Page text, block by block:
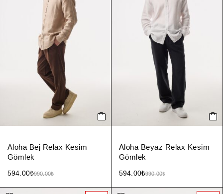
Aloha Bej Relax Kesim
Gömlek
990.00₺
594.00₺
Aloha Beyaz Relax Kesim
Gömlek
990.00₺
594.00₺